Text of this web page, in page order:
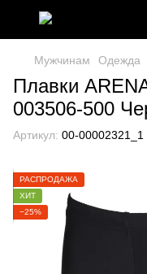
Мужчинам Одежда
Плавки
003506-500
Артикул: 00-00002321_1
РАСПРОДАЖА
ХИТ
−25%